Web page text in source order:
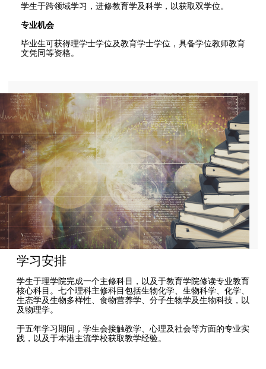
学生于跨领域学习，进修教育学及科学，以获取双学位。
专业机会
毕业生可获得理学士学位及教育学士学位，具备学位教师教育
文凭同等资格。
学习安排
学生于理学院完成一个主修科目，以及于教育学院修读专业教育
核心科目。七个理科主修科目包括生物化学、生物科学、化学、
生态学及生物多样性、食物营养学、分子生物学及生物科技，以
及物理学。
于五年学习期间，学生会接触教学、心理及社会等方面的专业实
践，以及于本港主流学校获取教学经验。